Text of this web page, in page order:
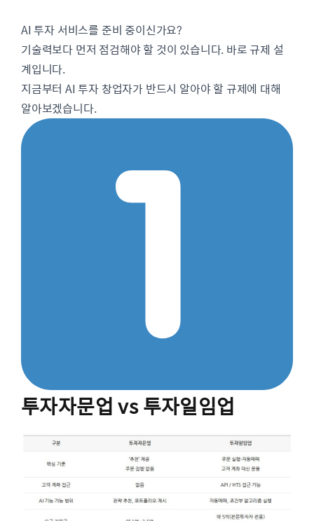
AI 투자 서비스를 준비 중이신가요?
기술력보다 먼저 점검해야 할 것이 있습니다. 바로 규제 설
계입니다.
지금부터 AI 투자 창업자가 반드시 알아야 할 규제에 대해
알아보겠습니다.
투자자문업 vs 투자일임업